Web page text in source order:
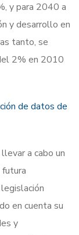
y para 2040 a
y desarrollo en
tanto, se
2% en 2010
de datos de
a cabo un
en cuenta su
y